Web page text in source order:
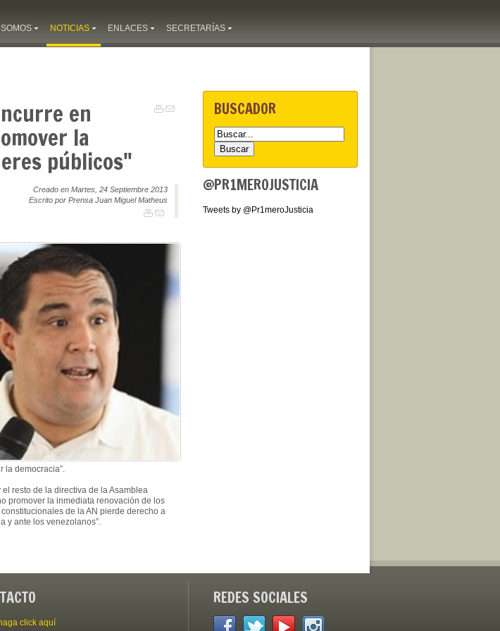
NOTICIAS ENLACES SECRETARÍAS
en
la
públicos"
Creado en Martes, 24 Septiembre 2013
Escrito por Prensa Juan Miguel Matheus
democracia”.
resto de la directiva de la Asamblea
promover la inmediata renovación de los
de la AN pierde derecho a
y ante los venezolanos”.
BUSCADOR
@PR1MEROJUSTICIA
Tweets by @Pr1meroJusticia
click aquí
REDES SOCIALES